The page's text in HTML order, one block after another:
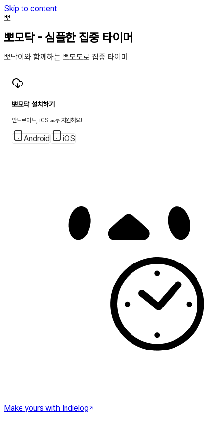
Skip to content
뽀
뽀모닥 - 심플한 집중 타이머
뽀닥이와 함께하는 뽀모도로 집중 타이머
뽀모닥 설치하기
안드로이드, iOS 모두 지원해요!
Android iOS
Make yours with Indielog